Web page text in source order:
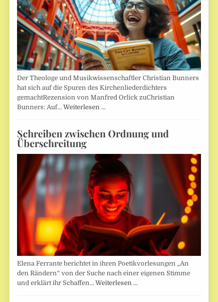
Der Theologe und Musikwissenschaftler Christian Bunners
hat sich auf die Spuren des Kirchenliederdichters
gemachtRezension von Manfred Orlick zuChristian
Bunners: Auf…Weiterlesen …
Schreiben zwischen Ordnung und
Überschreitung
Elena Ferrante berichtet in ihren Poetikvorlesungen „An
den Rändern“ von der Suche nach einer eigenen Stimme
und erklärt ihr Schaffen…Weiterlesen …